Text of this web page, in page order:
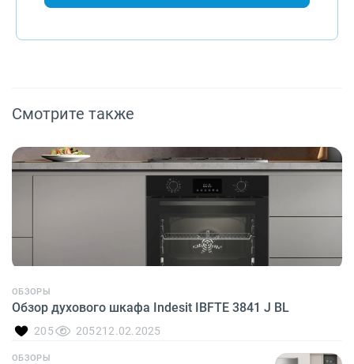
Смотрите также
ОБЗОРЫ
Обзор духового шкафа Indesit IBFTE 3841 J BL
205 205212.02.2025
ОБЗОРЫ